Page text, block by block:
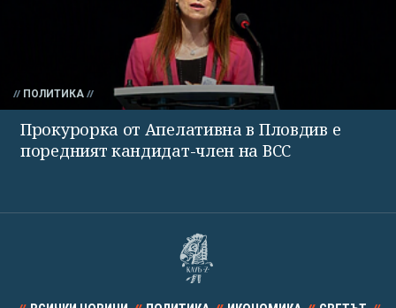
ПОЛИТИКА
Прокурорка от Апелативна в Пловдив е
поредният кандидат-член на ВСС